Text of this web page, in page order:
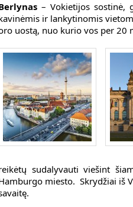
– Vokietijos sostinė,
ir lankytinomis
uostą, nuo kurio vos per 20
sudalyvauti viešint
miesto. Skrydžiai iš